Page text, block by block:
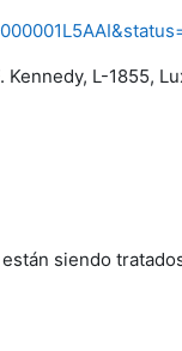
L-1855,
siendo